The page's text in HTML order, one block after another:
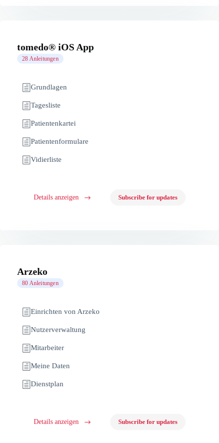
tomedo® iOS App
28 Anleitungen
Grundlagen
Tagesliste
Patientenkartei
Patientenformulare
Vidierliste
Details anzeigen Subscribe for updates
Arzeko
80 Anleitungen
Einrichten von Arzeko
Nutzerverwaltung
Mitarbeiter
Meine Daten
Dienstplan
Details anzeigen Subscribe for updates